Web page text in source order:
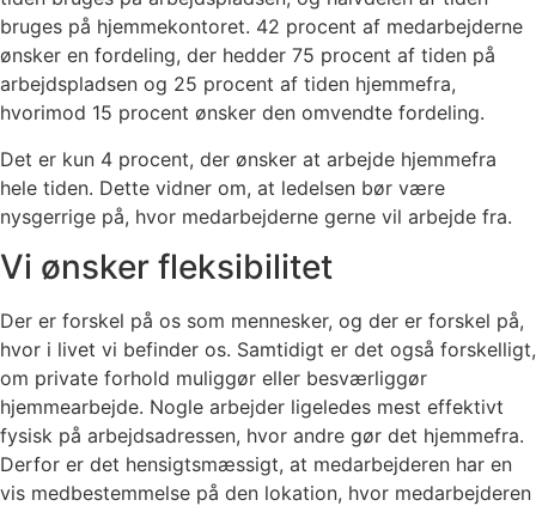
bruges på hjemmekontoret. 42 procent af medarbejderne
ønsker en fordeling, der hedder 75 procent af tiden på
arbejdspladsen og 25 procent af tiden hjemmefra,
hvorimod 15 procent ønsker den omvendte fordeling.
Det er kun 4 procent, der ønsker at arbejde hjemmefra
hele tiden. Dette vidner om, at ledelsen bør være
nysgerrige på, hvor medarbejderne gerne vil arbejde fra.
Vi ønsker fleksibilitet
Der er forskel på os som mennesker, og der er forskel på,
hvor i livet vi befinder os. Samtidigt er det også forskelligt,
om private forhold muliggør eller besværliggør
hjemmearbejde. Nogle arbejder ligeledes mest effektivt
fysisk på arbejdsadressen, hvor andre gør det hjemmefra.
Derfor er det hensigtsmæssigt, at medarbejderen har en
vis medbestemmelse på den lokation, hvor medarbejderen